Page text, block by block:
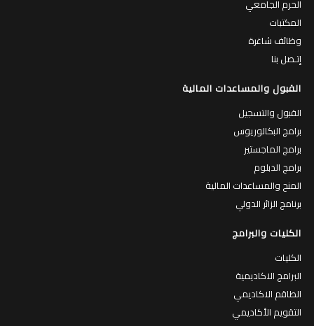
الحرم الجامعي
المكتبات
وظائف شاغرة
إتـصل بنا
القبول والمساعدات المالية
القبول والتسجيل
برامج البكالوريوس
برامج الماجستير
برامج الدبلوم
المنح والمساعدات المالية
برنامج الزائر الدولي
الكليات والبرامج
الكليات
البرامج الاكاديمية
الطاقم الاكاديمي
التقويم الأكاديمي